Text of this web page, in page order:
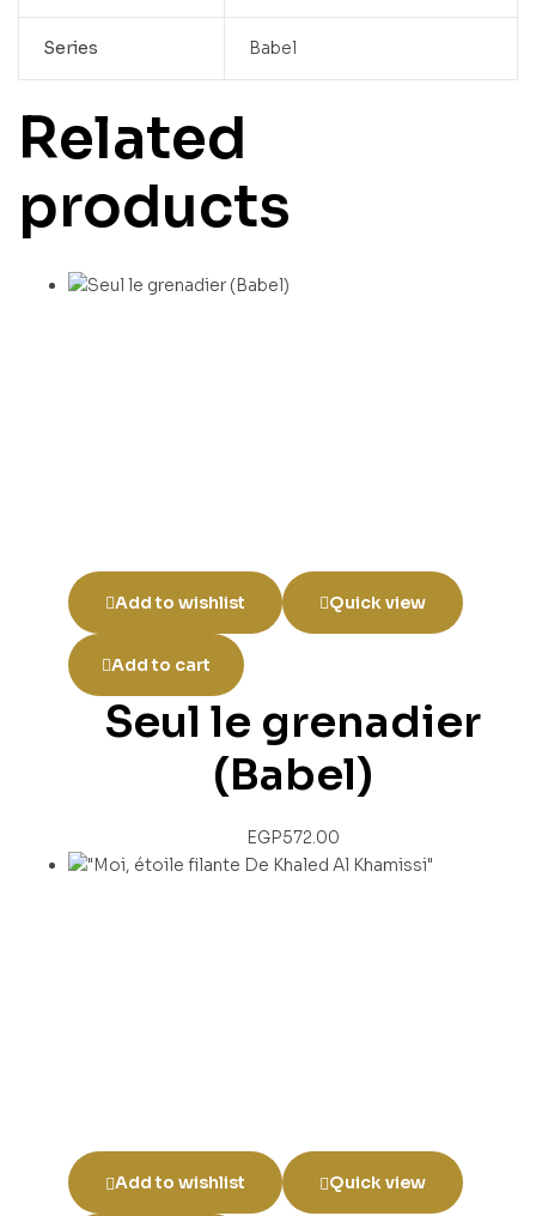
Series Babel
Related
products
Add to wishlist Quick view
Add to cart
Seul le grenadier
(Babel)
EGP572.00
Add to wishlist Quick view